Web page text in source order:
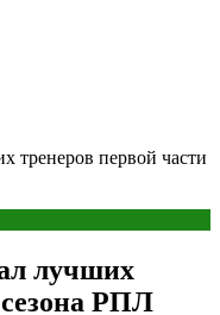
тренеров первой части
лучших
сезона РПЛ